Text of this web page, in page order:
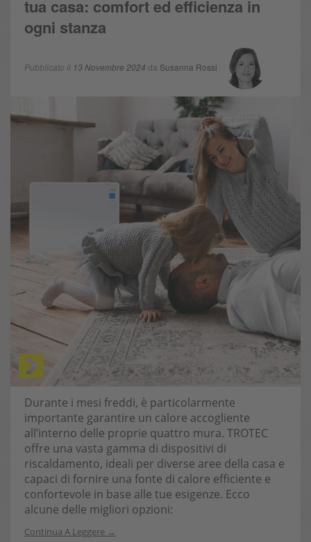
tua casa: comfort ed efficienza in
ogni stanza
Pubblicato il 13 Novembre 2024 da Susanna Rossi
Durante i mesi freddi, è particolarmente
importante garantire un calore accogliente
all’interno delle proprie quattro mura. TROTEC
offre una vasta gamma di dispositivi di
riscaldamento, ideali per diverse aree della casa e
capaci di fornire una fonte di calore efficiente e
confortevole in base alle tue esigenze. Ecco
alcune delle migliori opzioni:
Continua A Leggere